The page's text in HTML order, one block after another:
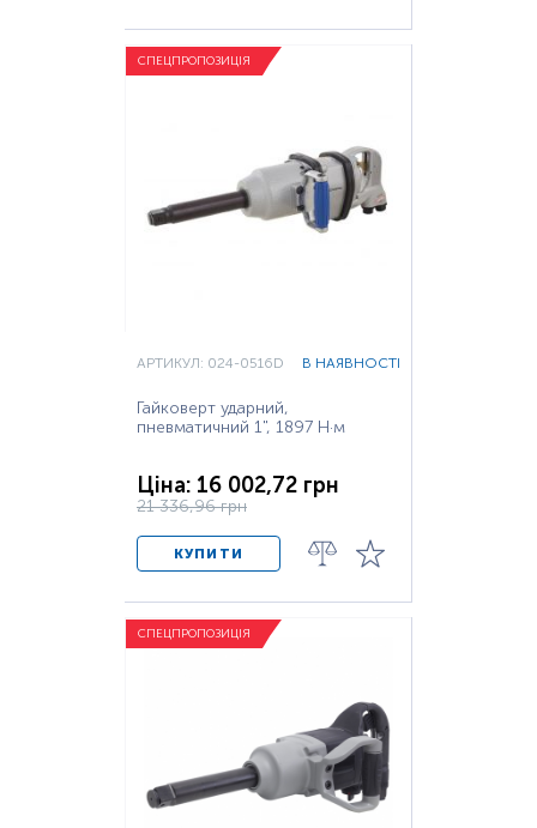
СПЕЦПРОПОЗИЦІЯ
АРТИКУЛ: 024-0516D В НАЯВНОСТІ
Гайковерт ударний,
пневматичний 1", 1897 Н·м
Ціна: 16 002,72 грн
21 336,96 грн
КУПИТИ
СПЕЦПРОПОЗИЦІЯ